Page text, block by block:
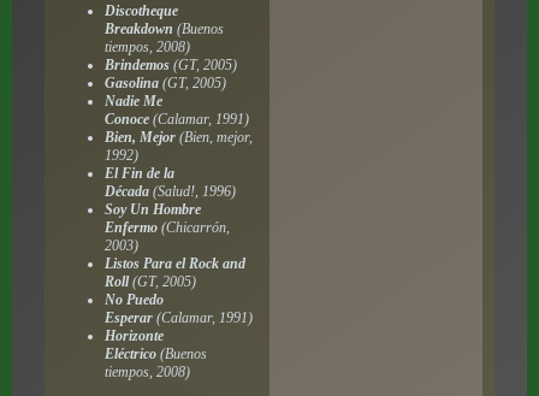
Discotheque
Breakdown (Buenos
tiempos, 2008)
Brindemos(GT, 2005)
Gasolina(GT, 2005)
Nadie Me
Conoce(Calamar, 1991)
Bien, Mejor(Bien, mejor,
1992)
El Fin de la
Década(Salud!, 1996)
Soy Un Hombre
Enfermo(Chicarrón,
2003)
Listos Para el Rock and
Roll(GT, 2005)
No Puedo
Esperar(Calamar, 1991)
Horizonte
Eléctrico(Buenos
tiempos, 2008)